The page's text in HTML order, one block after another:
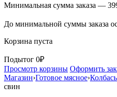
Минимальная сумма заказа —
До минимальной суммы заказа
Корзина пуста
Подытог 0₽
Просмотр корзины Оформить
Магазин›Готовое мясное›
свин